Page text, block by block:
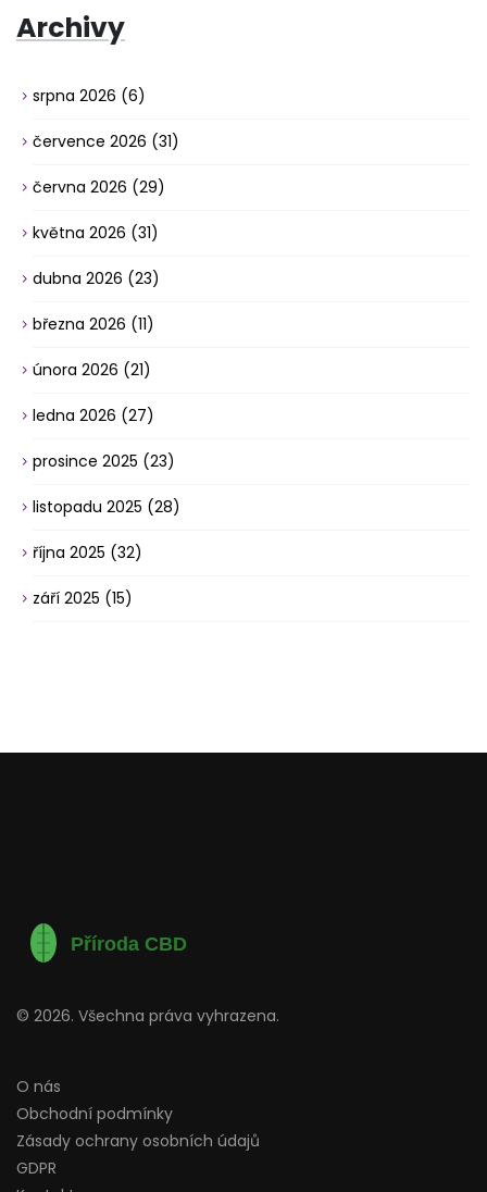
Archivy
srpna 2026 (6)
července 2026 (31)
června 2026 (29)
května 2026 (31)
dubna 2026 (23)
března 2026 (11)
února 2026 (21)
ledna 2026 (27)
prosince 2025 (23)
listopadu 2025 (28)
října 2025 (32)
září 2025 (15)
© 2026. Všechna práva vyhrazena.
O nás
Obchodní podmínky
Zásady ochrany osobních údajů
GDPR